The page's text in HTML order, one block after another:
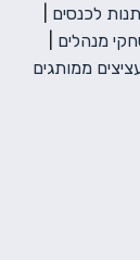
לכנסים
מנהלים
ממותגים